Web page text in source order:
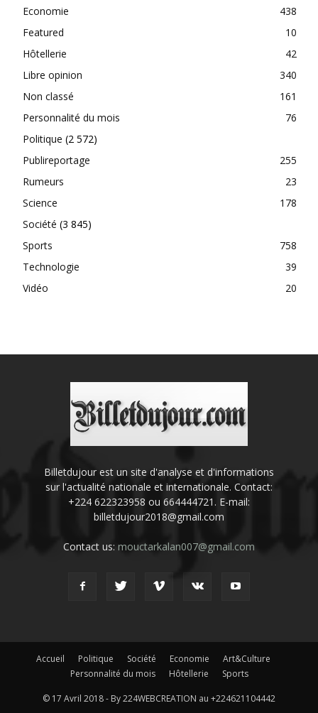
Economie
438
Featured
10
Hôtellerie
42
Libre opinion
340
Non classé
161
Personnalité du mois
76
Politique (2 572)
Publireportage
255
Rumeurs
23
Science
178
Société (3 845)
Sports
758
Technologie
39
Vidéo
20
Billetdujour est un site d'analyse et d'informations
sur l'actualité nationale et internationale. Contact:
+224 622323958 ou 664444721. E-mail:
billetdujour2018@gmail.com
Contact us: mouctarkalan007@gmail.com
Accueil Politique Société Economie
Art&Culture
Personnalité du mois
Hôtellerie Sports
© 17 Avril 2018 - By 224WEBCREATION au +224621104442